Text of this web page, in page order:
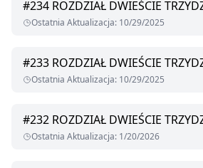
#234 ROZDZIAŁ DWIEŚCIE
Ostatnia Aktualizacja: 10/29/2025
#233 ROZDZIAŁ DWIEŚCIE
Ostatnia Aktualizacja: 10/29/2025
#232 ROZDZIAŁ DWIEŚCIE
Ostatnia Aktualizacja: 1/20/2026